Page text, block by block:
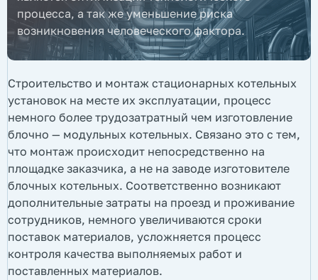
процесса, а так же уменьшение риска
возникновения человеческого фактора.
Строительство и монтаж стационарных котельных
установок на месте их эксплуатации, процесс
немного более трудозатратный чем изготовление
блочно — модульных котельных. Связано это с тем,
что монтаж происходит непосредственно на
площадке заказчика, а не на заводе изготовителе
блочных котельных. Соответственно возникают
дополнительные затраты на проезд и проживание
сотрудников, немного увеличиваются сроки
поставок материалов, усложняется процесс
контроля качества выполняемых работ и
поставленных материалов.